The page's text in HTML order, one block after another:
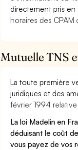
directement pris en
horaires des
Mutuelle TNS
La toute première
juridiques et des
février 1994 relative
La loi Madelin en
déduisant le coût
vous payez de vos